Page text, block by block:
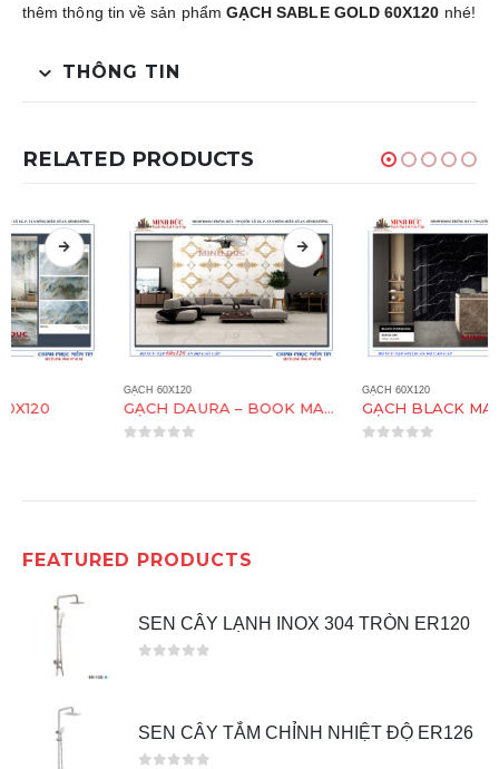
thêm thông tin về sản phẩm GẠCH SABLE GOLD 60X120 nhé!
THÔNG TIN
RELATED PRODUCTS
GẠCH DAURA – BOOK MATCH 60X120 GẠCH BLACK MARQUINA 60X120
FEATURED PRODUCTS
SEN CÂY LẠNH INOX 304 TRÒN ER120
SEN CÂY TẮM CHỈNH NHIỆT ĐỘ ER126